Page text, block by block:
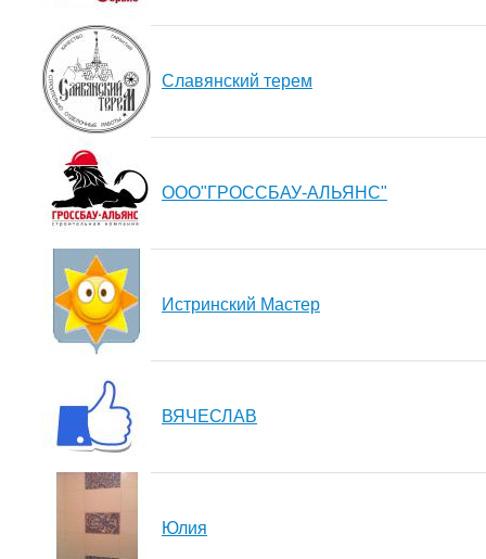
Славянский терем
ООО"ГРОССБАУ-АЛЬЯНС"
Истринский Мастер
ВЯЧЕСЛАВ
Юлия